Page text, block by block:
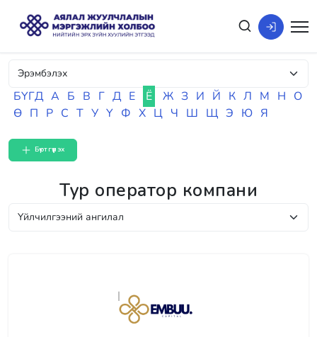
БҮГД А Б В Г Д Е Ё Ж З И Й К Л М Н О
Ө П Р С Т У Ү Ф Х Ц Ч Ш Щ Э Ю Я
Бүртгүүлэх
Тур оператор компани